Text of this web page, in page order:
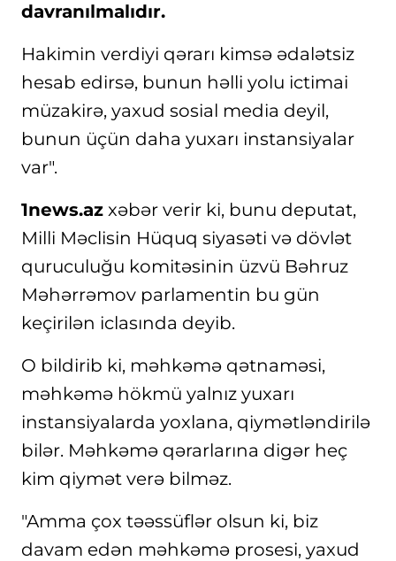
davranılmalıdır.
Hakimin verdiyi qərarı kimsə ədalətsiz
hesab edirsə, bunun həlli yolu ictimai
müzakirə, yaxud sosial media deyil,
bunun üçün daha yuxarı instansiyalar
var".
1news.az xəbər verir ki, bunu deputat,
Milli Məclisin Hüquq siyasəti və dövlət
quruculuğu komitəsinin üzvü Bəhruz
Məhərrəmov parlamentin bu gün
keçirilən iclasında deyib.
O bildirib ki, məhkəmə qətnaməsi,
məhkəmə hökmü yalnız yuxarı
instansiyalarda yoxlana, qiymətləndirilə
bilər. Məhkəmə qərarlarına digər heç
kim qiymət verə bilməz.
"Amma çox təəssüflər olsun ki, biz
davam edən məhkəmə prosesi, yaxud